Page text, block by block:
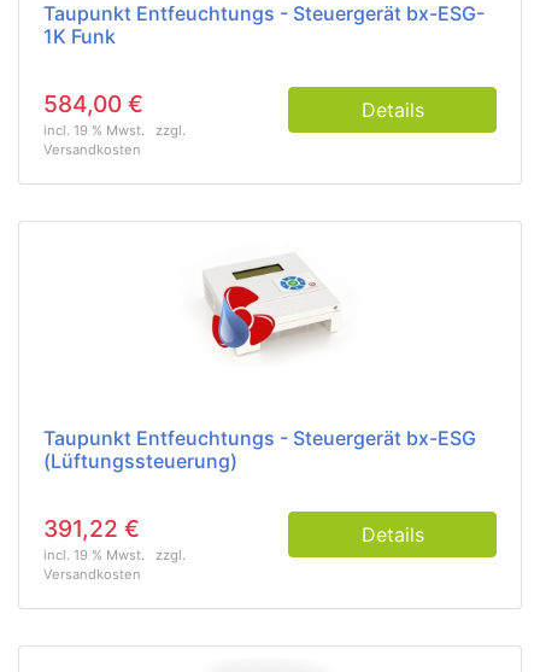
Taupunkt Entfeuchtungs - Steuergerät bx-ESG-
1K Funk
584,00 €
incl. 19 % Mwst. zzgl.
Versandkosten
Details
Taupunkt Entfeuchtungs - Steuergerät bx-ESG
(Lüftungssteuerung)
391,22 €
incl. 19 % Mwst. zzgl.
Versandkosten
Details